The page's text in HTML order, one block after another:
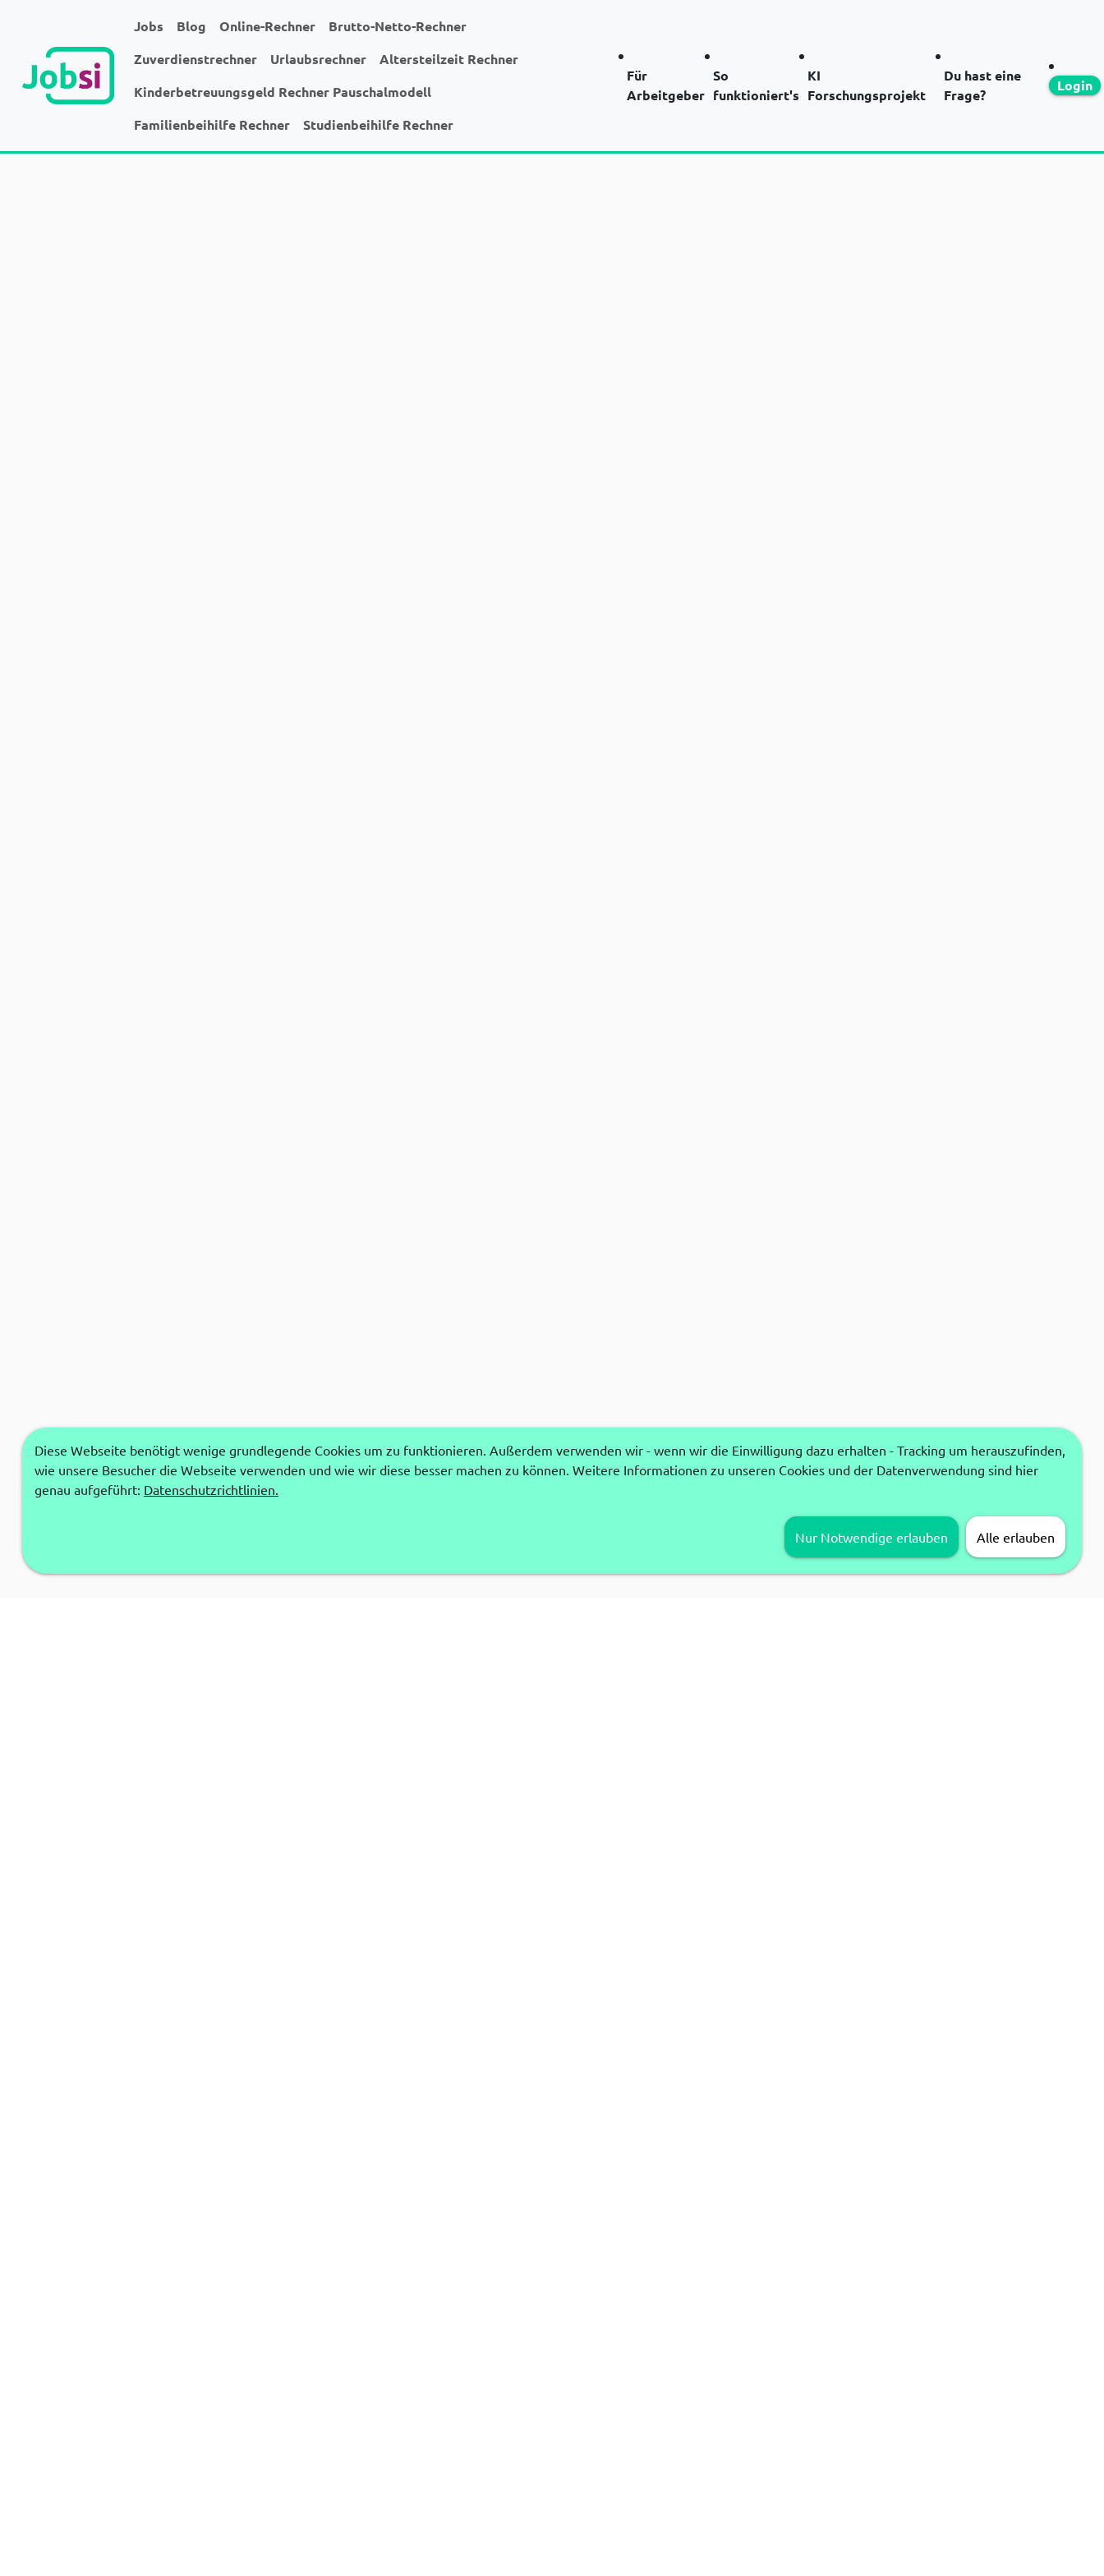
Jobs Blog Online-Rechner
Brutto-Netto-Rechner
Zuverdienstrechner
Urlaubsrechner
Altersteilzeit Rechner
Kinderbetreuungsgeld Rechner Pauschalmodell
Familienbeihilfe Rechner
Studienbeihilfe Rechner
Für
Arbeitgeber
So
funktioniert's
KI
Forschungsprojekt
Du hast eine
Frage?
Login
Diese Webseite benötigt wenige grundlegende Cookies um zu funktionieren. Außerdem verwenden wir - wenn wir die Einwilligung dazu erhalten - Tracking um herauszufinden,
wie unsere Besucher die Webseite verwenden und wie wir diese besser machen zu können. Weitere Informationen zu unseren Cookies und der Datenverwendung sind hier
genau aufgeführt: Datenschutzrichtlinien.
Nur Notwendige erlauben Alle erlauben